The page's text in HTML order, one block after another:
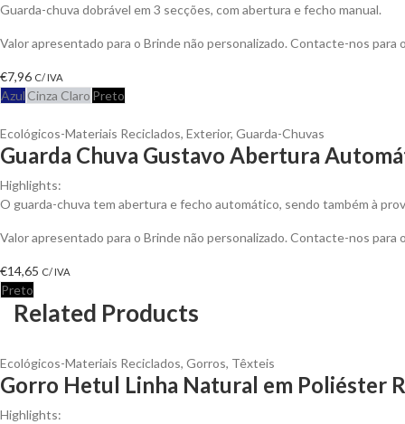
Guarda-chuva dobrável em 3 secções, com abertura e fecho manual.
Valor apresentado para o Brinde não personalizado. Contacte-nos
€7,96 C/ IVA
Azul Cinza Claro Preto
Ecológicos-Materiais Reciclados, Exterior, Guarda-Chuvas
Guarda Chuva Gustavo Abertura
Highlights:
O guarda-chuva tem abertura e fecho automático, sendo também à
Valor apresentado para o Brinde não personalizado. Contacte-nos
€14,65 C/ IVA
Preto
Related Products
Ecológicos-Materiais Reciclados, Gorros, Têxteis
Gorro Hetul Linha Natural em Poliéster
Highlights: